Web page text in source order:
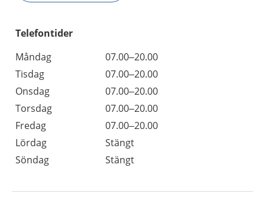
Telefontider
Måndag
07.00–20.00
Tisdag
07.00–20.00
Onsdag
07.00–20.00
Torsdag
07.00–20.00
Fredag
07.00–20.00
Lördag
Stängt
Söndag
Stängt